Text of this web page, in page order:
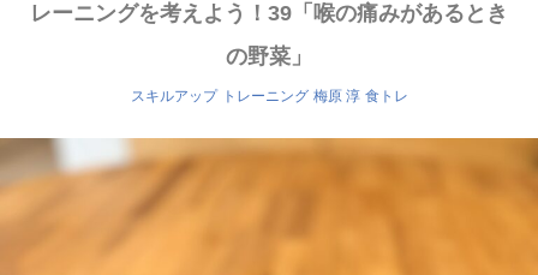
レーニングを考えよう！39「喉の痛みがあるとき
の野菜」
スキルアップ トレーニング 梅原 淳 食トレ